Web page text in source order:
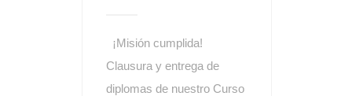
¡Misión cumplida!
Clausura y entrega de
diplomas de nuestro Curso